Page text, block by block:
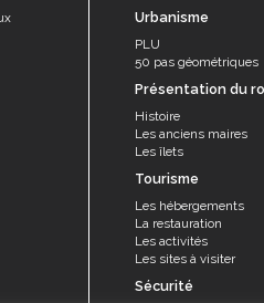
Urbanisme
PLU
50 pas géométriques
Présentation du
Histoire
Les anciens maires
Les îlets
Tourisme
Les hébergements
La restauration
Les activités
Les sites à visiter
Sécurité